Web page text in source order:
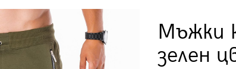
Мъжки
зелен